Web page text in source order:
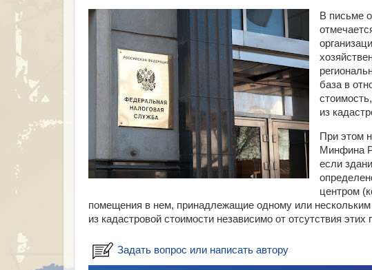
В письме
база в
из
При этом
Минфина
если
центром
помещения в нем, принадлежащие одному или
из кадастровой стоимости независимо от отсутствия
Задать вопрос или написать автору